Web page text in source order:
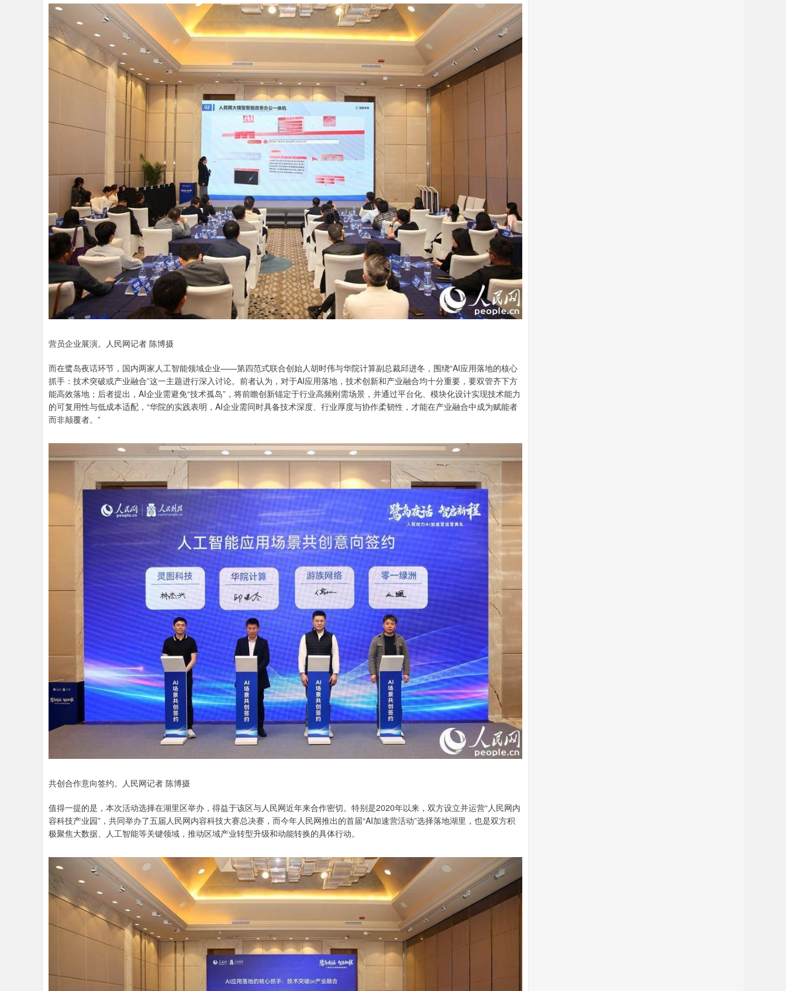
营员企业展演。人民网记者 陈博摄
而在鹭岛夜话环节，国内两家人工智能领域企业——第四范式联合创始人胡时伟与华院计算副总裁邱进冬，围绕“AI应用落地的核心
抓手：技术突破或产业融合”这一主题进行深入讨论。前者认为，对于AI应用落地，技术创新和产业融合均十分重要，要双管齐下方
能高效落地；后者提出，AI企业需避免“技术孤岛”，将前瞻创新锚定于行业高频刚需场景，并通过平台化、模块化设计实现技术能力
的可复用性与低成本适配，“华院的实践表明，AI企业需同时具备技术深度、行业厚度与协作柔韧性，才能在产业融合中成为赋能者
而非颠覆者。”
共创合作意向签约。人民网记者 陈博摄
值得一提的是，本次活动选择在湖里区举办，得益于该区与人民网近年来合作密切。特别是2020年以来，双方设立并运营“人民网内
容科技产业园”，共同举办了五届人民网内容科技大赛总决赛，而今年人民网推出的首届“AI加速营活动”选择落地湖里，也是双方积
极聚焦大数据、人工智能等关键领域，推动区域产业转型升级和动能转换的具体行动。